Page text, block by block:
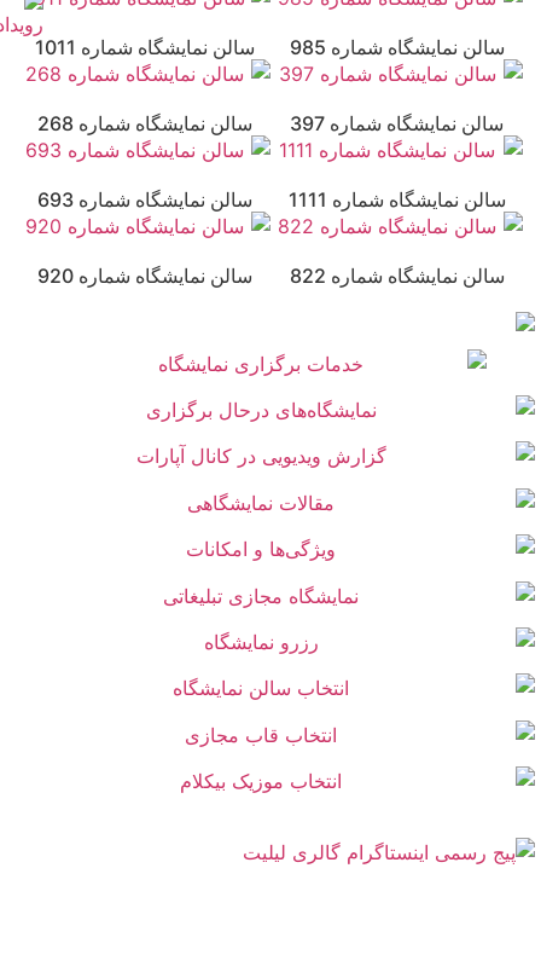
سالن نمایشگاه شماره 985 سالن نمایشگاه شماره 1011
سالن نمایشگاه شماره 397 سالن نمایشگاه شماره 268
سالن نمایشگاه شماره 1111 سالن نمایشگاه شماره 693
سالن نمایشگاه شماره 822 سالن نمایشگاه شماره 920